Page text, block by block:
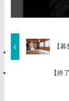
【
【終